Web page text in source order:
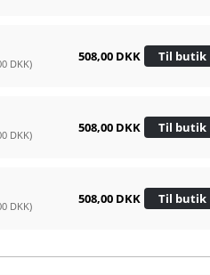
DKK) 508,00 DKK Til butik
DKK) 508,00 DKK Til butik
DKK) 508,00 DKK Til butik